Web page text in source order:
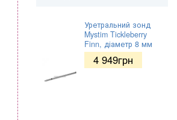
Уретральний зонд
Mystim Tickleberry
Finn, діаметр 8 мм
4 949грн